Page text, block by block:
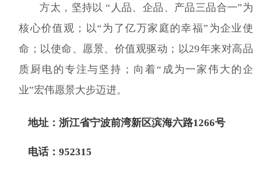
方太，坚持以 “人品、企品、产品三品合一”为
核心价值观；以“为了亿万家庭的幸福”为企业使
命；以使命、愿景、价值观驱动；以29年来对高品
质厨电的专注与坚持；向着“成为一家伟大的企
业”宏伟愿景大步迈进。
地址：浙江省宁波前湾新区滨海六路1266号
电话：952315